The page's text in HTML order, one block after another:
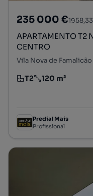
235 000 €
APARTAMENTO T2
CENTRO
Tipologia
T2
Preço por metro
120 m²
Predial Mais
Profissional